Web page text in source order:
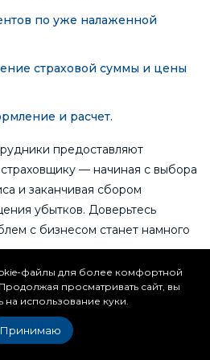
по уже налаженной
страховой суммы и цены
и расчет.
предоставляют
— начиная с выбора
и заканчивая сбором
убытков. Доверьтесь
с бизнесом станет намного
груза из Китая
файлы для более комфортной
просматривать сайт, вы
на использование куки.
Принимаю